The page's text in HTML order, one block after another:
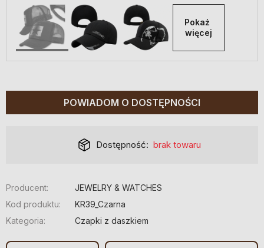
Pokaż
więcej
POWIADOM O DOSTĘPNOŚCI
Dostępność: brak towaru
Producent:
JEWELRY & WATCHES
Kod produktu:
KR39_Czarna
Kategoria:
Czapki z daszkiem